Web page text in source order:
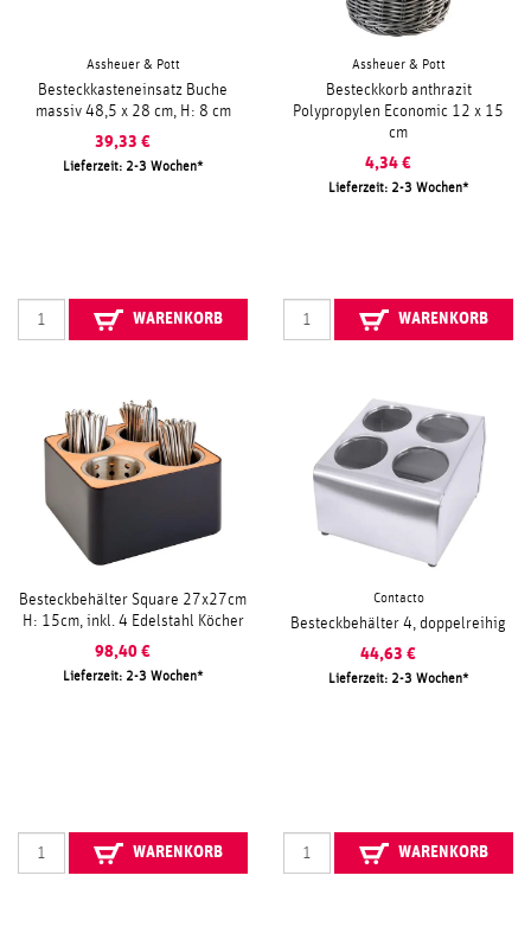
Assheuer & Pott
Besteckkasteneinsatz Buche
massiv 48,5 x 28 cm, H: 8 cm
39,33 €
Lieferzeit: 2-3 Wochen
WARENKORB
Assheuer & Pott
Besteckkorb anthrazit
Polypropylen Economic 12 x 15
cm
4,34 €
Lieferzeit: 2-3 Wochen
WARENKORB
Besteckbehälter Square 27x27cm
H: 15cm, inkl. 4 Edelstahl Köcher
98,40 €
Lieferzeit: 2-3 Wochen
WARENKORB
Contacto
Besteckbehälter 4, doppelreihig
44,63 €
Lieferzeit: 2-3 Wochen
WARENKORB